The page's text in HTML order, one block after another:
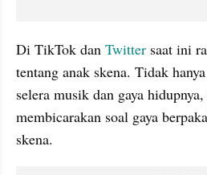
Di TikTok dan Twitter saat ini
tentang anak skena. Tidak
selera musik dan gaya
membicarakan soal gaya
skena.